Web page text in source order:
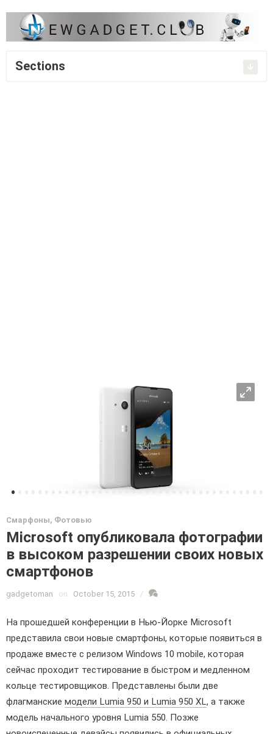
Sections
O
• ••••••••••••
Смарфоны, Фотовью
Microsoft опубликовала фотографии
в высоком разрешении своих новых
смартфонов
gadgetoman on October 15, 2015 /
На прошедшей конференции в Нью-Йорке Microsoft
представила свои новые смартфоны, которые появиться в
продаже вместе с релизом Windows 10 mobile, которая
сейчас проходит тестирование в быстром и медленном
кольце тестировщиков. Представлены были две
флагманские модели Lumia 950 и Lumia 950 XL, а также
модель начального уровня Lumia 550. Позже